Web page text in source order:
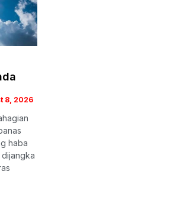
8, 2026
haba